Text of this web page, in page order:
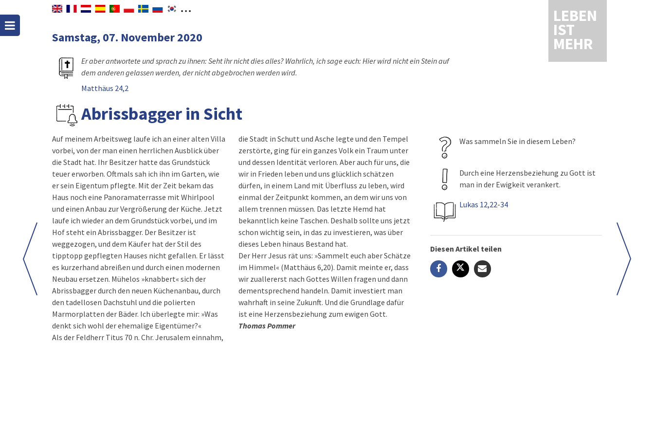
LEBEN
IST
MEHR
Samstag, 07. November 2020
Er aber antwortete und sprach zu ihnen: Seht ihr nicht dies alles? Wahrlich, ich sage euch: Hier wird nicht ein Stein auf
dem anderen gelassen werden, der nicht abgebrochen werden wird.
Matthäus 24,2
Abrissbagger in Sicht
Auf meinem Arbeitsweg laufe ich an einer alten Villa
vorbei, von der man einen herrlichen Ausblick über
die Stadt hat. Ihr Besitzer hatte das Grundstück
teuer erworben. Oftmals sah ich ihn im Garten, wie
er sein Eigentum pflegte. Mit der Zeit bekam das
Haus noch eine Panoramaterrasse mit Whirlpool
und einen Anbau zur Vergrößerung der Küche. Jetzt
laufe ich wieder an dem Grundstück vorbei, und im
Hof steht ein Abrissbagger. Der Besitzer ist
weggezogen, und dem Käufer hat der Stil des
tipptopp gepflegten Hauses nicht gefallen. Er lässt
es kurzerhand abreißen und durch einen modernen
Neubau ersetzen. Mühelos »knabbert« sich der
Abrissbagger durch den neuen Küchenanbau, durch
den tadellosen Dachstuhl und die polierten
Marmorplatten der Bäder. Ich überlegte mir: »Was
denkt sich wohl der ehemalige Eigentümer?«
Als der Feldherr Titus 70 n. Chr. Jerusalem einnahm,
die Stadt in Schutt und Asche legte und den Tempel
zerstörte, ging für ein ganzes Volk ein Traum unter
und dessen Identität verloren. Aber auch für uns, die
wir in Frieden leben und uns glücklich schätzen
dürfen, in einem Land mit Überfluss zu leben, wird
einmal der Zeitpunkt kommen, an dem wir uns von
allem trennen müssen. Das letzte Hemd hat
bekanntlich keine Taschen. Deshalb sollte uns jetzt
schon wichtig sein, in das zu investieren, was über
dieses Leben hinaus Bestand hat.
Der Herr Jesus rät uns: »Sammelt euch aber Schätze
im Himmel« (Matthäus 6,20). Damit meinte er, dass
wir zuallererst nach Gottes Willen fragen und dann
dementsprechend handeln. Damit investiert man
wahrhaft in seine Zukunft. Und die Grundlage dafür
ist eine Herzensbeziehung zum ewigen Gott.
Thomas Pommer
Was sammeln Sie in diesem Leben?
Durch eine Herzensbeziehung zu Gott ist
man in der Ewigkeit verankert.
Lukas 12,22-34
Diesen Artikel teilen